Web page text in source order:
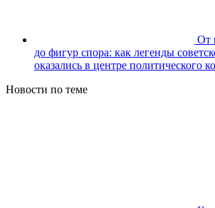
От
до фигур спора: как легенды
оказались в центре политического
Новости по теме